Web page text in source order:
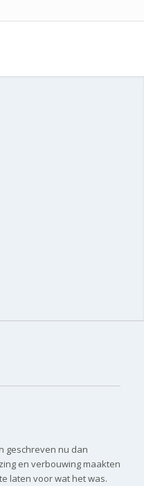
geschreven nu dan
en verbouwing maakten
laten voor wat het was.